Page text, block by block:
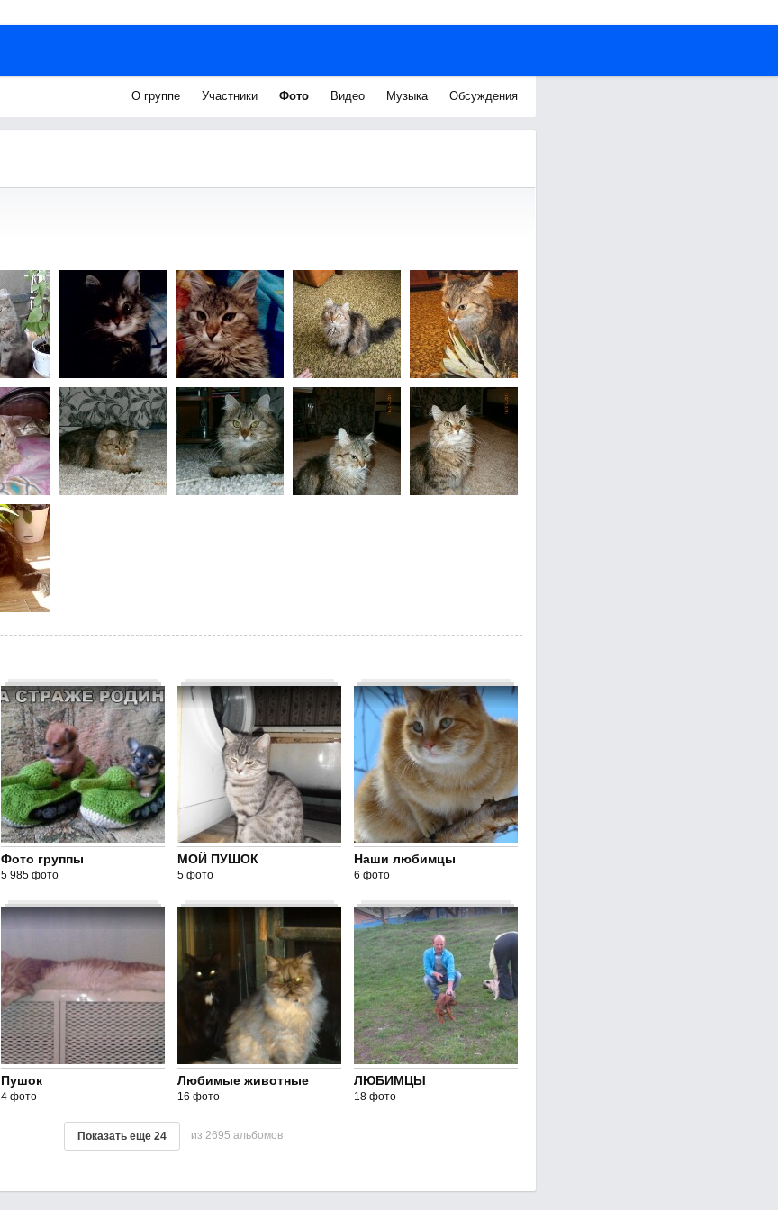
О группе Участники Фото Видео Музыка Обсуждения
Фото группы
5 985 фото
МОЙ ПУШОК
5 фото
Наши любимцы
6 фото
Пушок
4 фото
Любимые животные
16 фото
ЛЮБИМЦЫ
18 фото
Показать еще 24 из 2695 альбомов